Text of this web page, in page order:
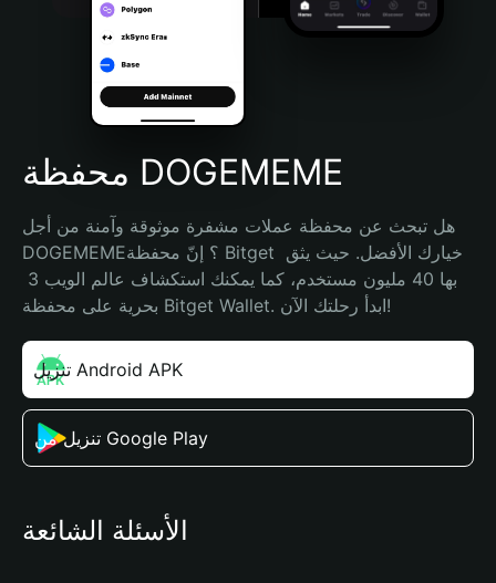
Português (Brasil)
Español (Argentina)
محفظة DOGEMEME
هل تبحث عن محفظة عملات مشفرة موثوقة وآمنة من أجل
DOGEMEME؟ إنّ محفظة Bitget خيارك الأفضل. حيث يثق
بحرية على محفظة Bitget Wallet. ابدأ رحلتك الآن!
تنزيل Android APK
تنزيل من Google Play
الأسئلة الشائعة